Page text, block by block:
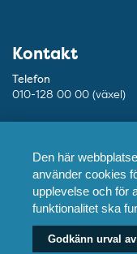
Den här
använder cookies
upplevelse och för
funktionalitet ska
Godkänn urval
Kontakt
Telefon
010-128 00 00 (växel)
Besöksadress
Adolf Fredriks
Postadress
Praktikertjänst AB, 103